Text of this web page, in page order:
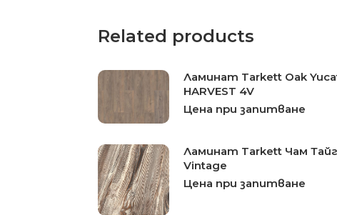
Related products
Ламинат Tarkett Oak
HARVEST 4V
Цена при запитване
Ламинат Tarkett Чам
Vintage
Цена при запитване